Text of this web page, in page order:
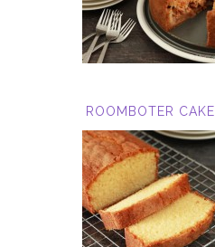
ROOMBOTER CAKE